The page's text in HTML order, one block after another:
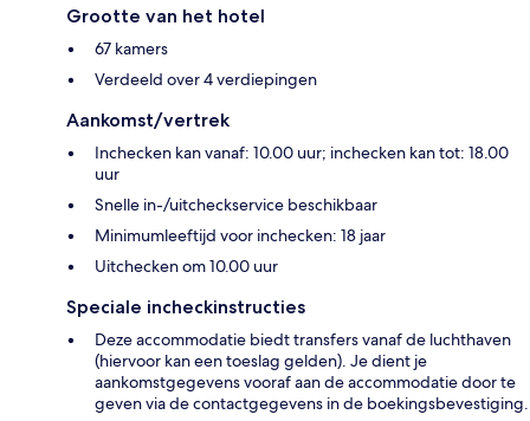
Grootte van het hotel
67 kamers
Verdeeld over 4 verdiepingen
Aankomst/vertrek
Inchecken kan vanaf: 10.00 uur; inchecken kan tot: 18.00
uur
Snelle in-/uitcheckservice beschikbaar
Minimumleeftijd voor inchecken: 18 jaar
Uitchecken om 10.00 uur
Speciale incheckinstructies
Deze accommodatie biedt transfers vanaf de luchthaven
(hiervoor kan een toeslag gelden). Je dient je
aankomstgegevens vooraf aan de accommodatie door te
geven via de contactgegevens in de boekingsbevestiging.